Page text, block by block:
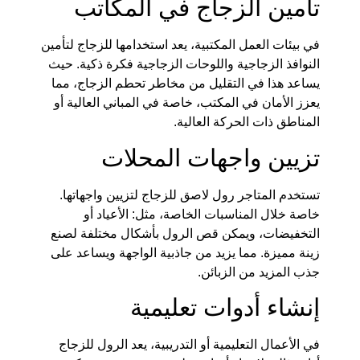
تأمين الزجاج في المكاتب
في بيئات العمل المكتبية، يعد استخدامها للزجاج لتأمين
النوافذ الزجاجية واللوحات الزجاجية فكرة ذكية. حيث
يساعد هذا في التقليل من مخاطر تحطم الزجاج، مما
يعزز الأمان في المكتب، خاصة في المباني العالية أو
المناطق ذات الحركة العالية.
تزيين واجهات المحلات
تستخدم المتاجر رول لاصق للزجاج لتزيين واجهاتها.
خاصة خلال المناسبات الخاصة، مثل: الأعياد أو
التخفيضات، ويمكن قص الرول بأشكال مختلفة لصنع
زينة مميزة. مما يزيد من جاذبية الواجهة ويساعد على
جذب المزيد من الزبائن.
إنشاء أدوات تعليمية
في الأعمال التعليمية أو التدريبية، يعد الرول للزجاج